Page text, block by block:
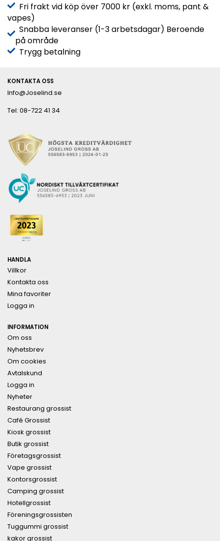
Fri frakt vid köp över 7000 kr (exkl. moms, pant &
vapes)
Snabba leveranser (1-3 arbetsdagar) Beroende
på område
Trygg betalning
KONTAKTA OSS
Info@Joselind.se
Tel: 08-722 41 34
HANDLA
Villkor
Kontakta oss
Mina favoriter
Logga in
INFORMATION
Om oss
Nyhetsbrev
Om cookies
Avtalskund
Logga in
Nyheter
Restaurang grossist
Café Grossist
Kiosk grossist
Butik grossist
Företagsgrossist
Vape grossist
Kontorsgrossist
Camping grossist
Hotellgrossist
Föreningsgrossisten
Tuggummi grossist
kakor grossist